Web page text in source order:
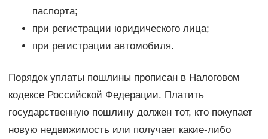
паспорта;
при регистрации юридического лица;
при регистрации автомобиля.
Порядок уплаты пошлины прописан в Налоговом
кодексе Российской Федерации. Платить
государственную пошлину должен тот, кто покупает
новую недвижимость или получает какие-либо